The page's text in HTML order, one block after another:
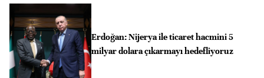
Erdoğan: Nijerya ile ticaret hacmini 5
milyar dolara çıkarmayı hedefliyoruz